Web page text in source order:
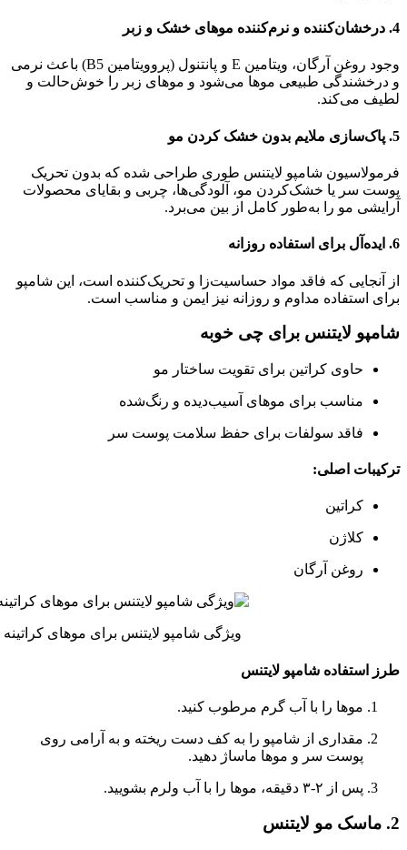
4. درخشان‌کننده و نرم‌کننده موهای خشک و زبر
وجود روغن آرگان، ویتامین E و پانتنول (پروویتامین B5) باعث نرمی
و درخشندگی طبیعی موها می‌شود و موهای زبر را خوش‌حالت و
لطیف می‌کند.
5. پاک‌سازی ملایم بدون خشک کردن مو
فرمولاسیون شامپو لایتنس طوری طراحی شده که بدون تحریک
پوست سر یا خشک‌کردن مو، آلودگی‌ها، چربی و بقایای محصولات
آرایشی مو را به‌طور کامل از بین می‌برد.
6. ایده‌آل برای استفاده روزانه
از آنجایی که فاقد مواد حساسیت‌زا و تحریک‌کننده است، این شامپو
برای استفاده مداوم و روزانه نیز ایمن و مناسب است.
شامپو لایتنس برای چی خوبه
حاوی کراتین برای تقویت ساختار مو
مناسب برای موهای آسیب‌دیده و رنگ‌شده
فاقد سولفات برای حفظ سلامت پوست سر
ترکیبات اصلی:
کراتین
کلاژن
روغن آرگان
ویژگی شامپو لایتنس برای موهای کراتینه
طرز استفاده شامپو لایتنس
موها را با آب گرم مرطوب کنید.
مقداری از شامپو را به کف دست ریخته و به آرامی روی
پوست سر و موها ماساژ دهید.
پس از ۲-۳ دقیقه، موها را با آب ولرم بشویید.
2. ماسک مو لایتنس